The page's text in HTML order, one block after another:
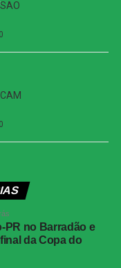
às 19h30 (de
(RS)
do Brasil (jogo de
feira), às 21h (de
PR no Barradão e
da Copa do